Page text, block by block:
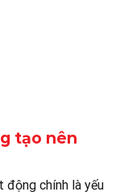
tạo nên
động chính là yếu